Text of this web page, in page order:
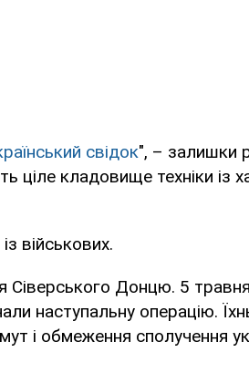
свідок", – залишки
ціле кладовище техніки із
військових.
Сіверського Донцю. 5 травня
наступальну операцію.
і обмеження сполучення